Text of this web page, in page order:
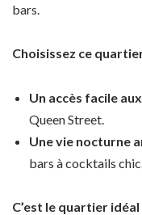
bars.
Choisissez ce
Un accès facile
Queen Street.
Une vie nocturne
bars à cocktails chic.
C’est le quartier